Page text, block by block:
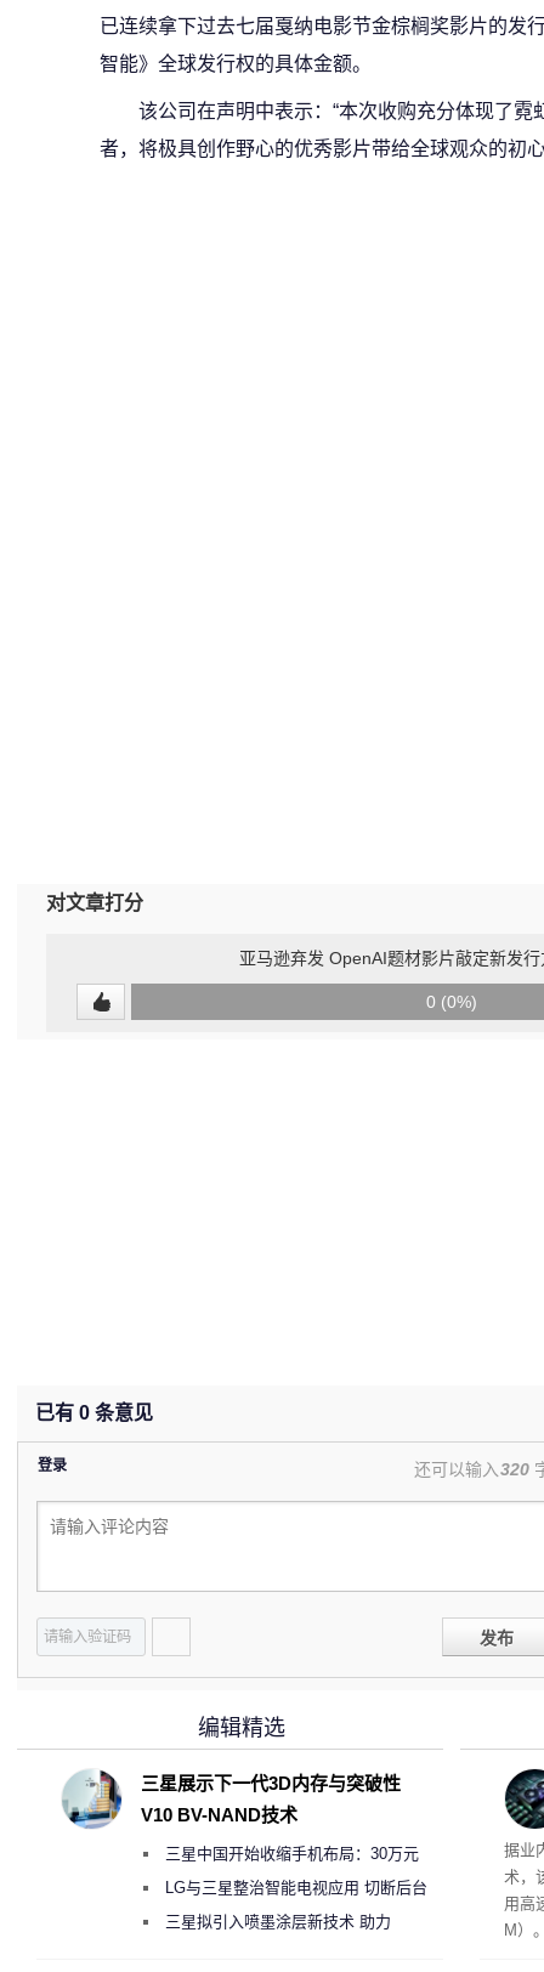
已连续拿下过去七届戛纳电影节金棕榈奖影片的发
智能》全球发行权的具体金额。
该公司在声明中表示：“本次收购充分体现了
者，将极具创作野心的优秀影片带给全球观众的初
对文章打分
亚马逊弃发 OpenAI题材影片敲定新发
0 (0%)
已有 0 条意见
登录 还可以输入320
发布
据业
术，
用高
M）
编辑精选
三星展示下一代3D内存与突破性
V10 BV-NAND技术
三星中国开始收缩手机布局：30万元
月销售额不达标门店 将被逐步清退
LG与三星整治智能电视应用 切断后台
偷偷共享带宽的违规行为
三星拟引入喷墨涂层新技术 助力